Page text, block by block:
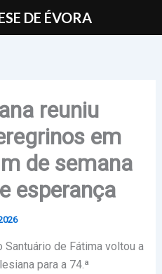
reuniu
em
de semana
esperança
Santuário de Fátimavoltou a
para a 74.ª
DE ÉVORA